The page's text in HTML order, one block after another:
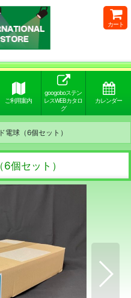
カート
ご利用案内
googoboステン
レスWEBカタロ
グ
カレンダー
電球（6個セット）
個セット）